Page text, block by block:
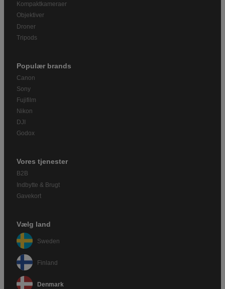
Kompaktkameraer
Objektiver
Droner
Tripods
Populær brands
Canon
Sony
Fujifilm
Nikon
DJI
Godox
Vores tjenester
B2B
Indbytte & Brugt
Gavekort
Vælg land
Sweden
Finland
Denmark